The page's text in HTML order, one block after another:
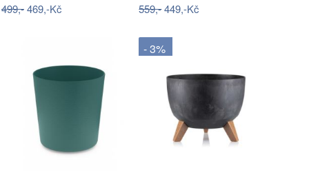
499,-469,-Kč 559,-449,-Kč
- 3%